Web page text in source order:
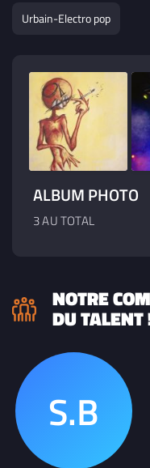
Urbain-Electro pop
ALBUM PHOTO
3 AU TOTAL
NOTRE
DU TALENT